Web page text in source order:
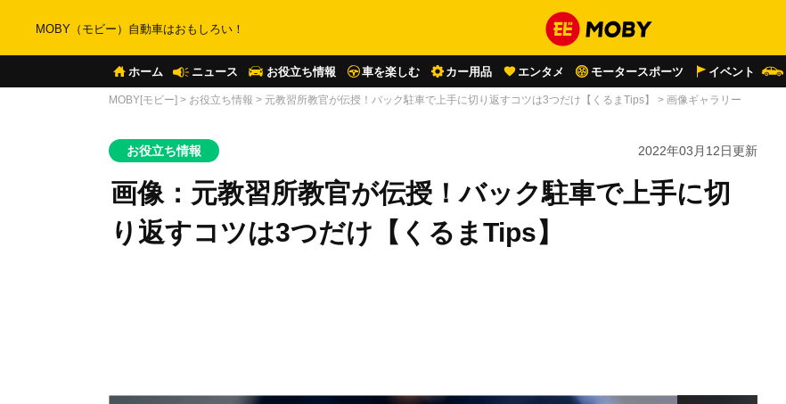
MOBY（モビー）自動車はおもしろい！
ホーム ニュース お役立ち情報 車を楽しむ カー用品 エンタメ モータースポーツ イベント
MOBY[モビー] > お役立ち情報 > 元教習所教官が伝授！バック駐車で上手に切り返すコツは3つだけ【くるまTips】 > 画像ギャラリー
お役立ち情報 2022年03月12日更新
画像：元教習所教官が伝授！バック駐車で上手に切
り返すコツは3つだけ【くるまTips】